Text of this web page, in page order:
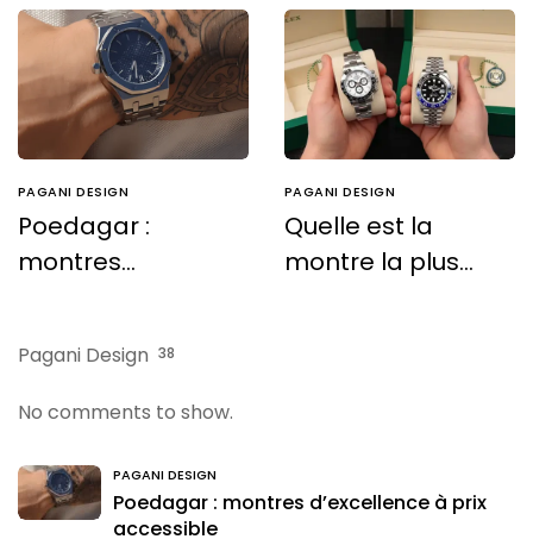
PAGANI DESIGN
Poedagar :
montres
PAGANI DESIGN
Quelle est la
montre la plus
Pagani Design 38
No comments to show.
PAGANI DESIGN
Poedagar : montres d’excellence à prix
accessible